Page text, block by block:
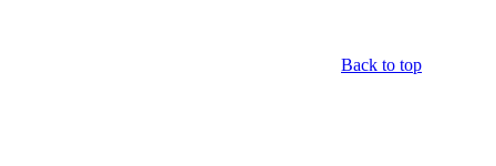
Back to top